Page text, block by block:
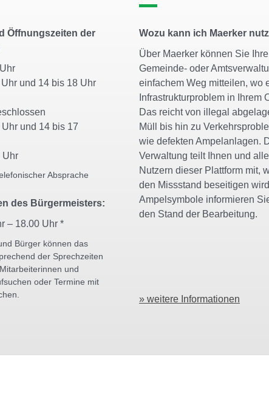
Öffnungszeiten der
und 14 bis 18 Uhr
und 14 bis 17
Absprache
des Bürgermeisters:
– 18.00 Uhr *
Bürger können das
der Sprechzeiten
und
oder Termine mit
Wozu kann ich Maerker
Über Maerker können Sie
Gemeinde- oder
einfachem Weg mitteilen, wo
Infrastrukturproblem in Ihrem
Das reicht von illegal
Müll bis hin zu
wie defekten Ampelanlagen.
Verwaltung teilt Ihnen und
Nutzern dieser Plattform mit,
den Missstand beseitigen
Ampelsymbole informieren
den Stand der Bearbeitung.
» weitere Informationen